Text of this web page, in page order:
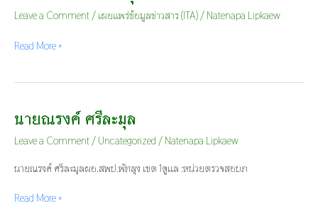
Leave a Comment / เผยแพร่ข้อมูลข่าวสาร (ITA) / Natenapa Lipkaew
สพป.พัทลุง
1Read More »
นายณรงค์ ศรีละมุล
Leave a Comment / Uncategorized / Natenapa Lipkaew
นายณรงค์ ศรีละมุลผอ.สพป.พัทลุง เขต 1ดูแล :หน่วยตรวจสอบภ
นาย
ศรี
มุล
Read More »